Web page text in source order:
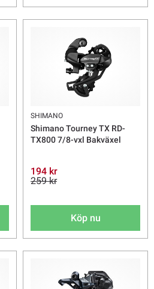
SHIMANO
Shimano Tourney TX RD-
TX800 7/8-vxl Bakväxel
194 kr
259 kr
Köp nu